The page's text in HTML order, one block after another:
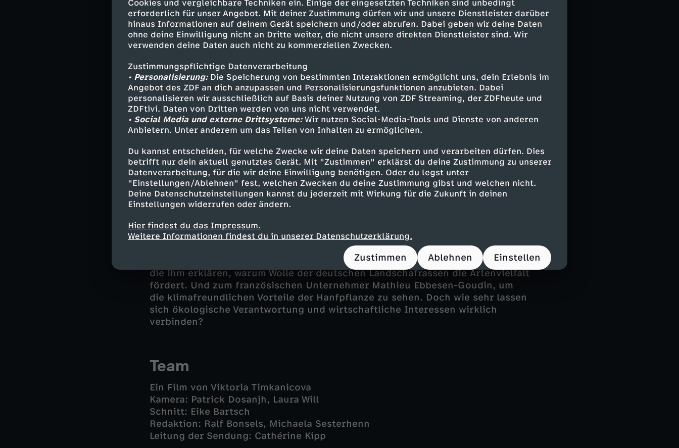
Cookies und vergleichbare Techniken ein. Einige der eingesetzten Techniken sind unbedingt
erforderlich für unser Angebot. Mit deiner Zustimmung dürfen wir und unsere Dienstleister darüber
hinaus Informationen auf deinem Gerät speichern und/oder abrufen. Dabei geben wir deine Daten
ohne deine Einwilligung nicht an Dritte weiter, die nicht unsere direkten Dienstleister sind. Wir
verwenden deine Daten auch nicht zu kommerziellen Zwecken.
Zustimmungspflichtige Datenverarbeitung
• Personalisierung:Die Speicherung von bestimmten Interaktionen ermöglicht uns, dein Erlebnis im
Angebot des ZDF an dich anzupassen und Personalisierungsfunktionen anzubieten. Dabei
personalisieren wir ausschließlich auf Basis deiner Nutzung von ZDF Streaming, der ZDFheute und
ZDFtivi. Daten von Dritten werden von uns nicht verwendet.
• Social Media und externe Drittsysteme:Wir nutzen Social-Media-Tools und Dienste von anderen
Anbietern. Unter anderem um das Teilen von Inhalten zu ermöglichen.
Du kannst entscheiden, für welche Zwecke wir deine Daten speichern und verarbeiten dürfen. Dies
betrifft nur dein aktuell genutztes Gerät. Mit "Zustimmen" erklärst du deine Zustimmung zu unserer
Datenverarbeitung, für die wir deine Einwilligung benötigen. Oder du legst unter
"Einstellungen/Ablehnen" fest, welchen Zwecken du deine Zustimmung gibst und welchen nicht.
Deine Datenschutzeinstellungen kannst du jederzeit mit Wirkung für die Zukunft in deinen
Einstellungen widerrufen oder ändern.
Hier findest du das Impressum.
Weitere Informationen findest du in unserer Datenschutzerklärung.
Zustimmen Ablehnen Einstellen
Nachhaltig in die Sackgasse?
Es gibt viele Dinge, die das Unternehmen wichtig findet und berücksichtigen
werden und über 100 Mitarbeitende gehen, um wirtschaftlich zu überleben.
Ist Nachhaltigkeit also letztendlich eine Sackgasse?
Der Film begleitet die Gründerin Anna Yona mitten in einer großen
Umstrukturierungsphase. "Es ist sehr schade, dass wir uns die Frage stellen
müssen, ob ein Unternehmen sich Nachhaltigkeit leisten kann. Unternehmen
Einfluss. Und es ist absolut notwendig, dass Unternehmen nachhaltig
agieren", schaut die Unternehmerin nach vorne.
In der Familie wächst bereits die nächste Generation heran, die noch ganz
andere Fragen stellt: Der 14-jährige Sohn Nevó ist mit den Minimalschuhen
seiner Eltern groß geworden, hat den Aufbau der Firma miterlebt. Doch nun
passen sie nicht mehr zu seinem Style, findet er. Also hat er seinen eigenen
Sneaker-Barfußschuh designt und will dafür möglichst schnell seine eigene
Marke aufbauen. Seine Mutter nimmt ihn dafür mit zu den Produzenten der
Wildling-Schuhe: zu Schäfer Detlef Mohr und Textilproduzent Marco Scheel,
die ihm erklären, warum Wolle der deutschen Landschafrassen die Artenvielfalt
fördert. Und zum französischen Unternehmer Mathieu Ebbesen-Goudin, um
die klimafreundlichen Vorteile der Hanfpflanze zu sehen. Doch wie sehr lassen
sich ökologische Verantwortung und wirtschaftliche Interessen wirklich
verbinden?
Team
Ein Film von Viktoria Timkanicova
Kamera: Patrick Dosanjh, Laura Will
Schnitt: Eike Bartsch
Redaktion: Ralf Bonsels, Michaela Sesterhenn
Leitung der Sendung: Cathérine Kipp